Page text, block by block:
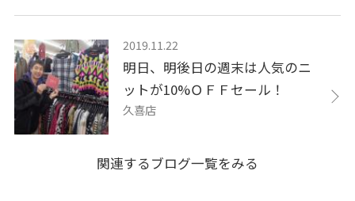
2019.11.22
明日、明後日の週末は人気のニ
ットが10%ＯＦＦセール！
久喜店
関連するブログ一覧をみる